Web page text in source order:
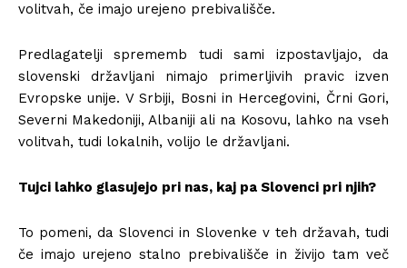
volitvah, če imajo urejeno prebivališče.
Predlagatelji sprememb tudi sami izpostavljajo, da
slovenski državljani nimajo primerljivih pravic izven
Evropske unije. V Srbiji, Bosni in Hercegovini, Črni Gori,
Severni Makedoniji, Albaniji ali na Kosovu, lahko na vseh
volitvah, tudi lokalnih, volijo le državljani.
Tujci lahko glasujejo pri nas, kaj pa Slovenci pri njih?
To pomeni, da Slovenci in Slovenke v teh državah, tudi
če imajo urejeno stalno prebivališče in živijo tam več